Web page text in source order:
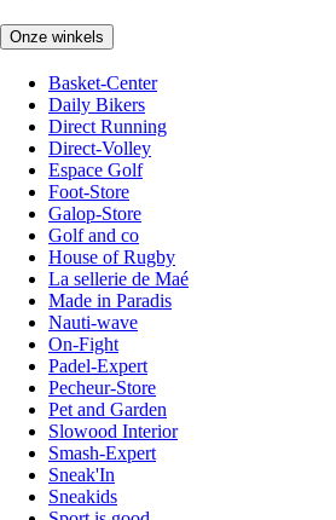
Onze winkels
Basket-Center
Daily Bikers
Direct Running
Direct-Volley
Espace Golf
Foot-Store
Galop-Store
Golf and co
House of Rugby
La sellerie de Maé
Made in Paradis
Nauti-wave
On-Fight
Padel-Expert
Pecheur-Store
Pet and Garden
Slowood Interior
Smash-Expert
Sneak'In
Sneakids